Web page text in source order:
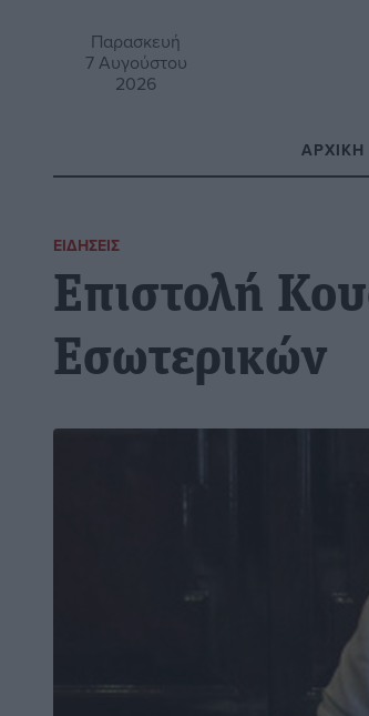
Παρασκευή
7 Αυγούστου
2026
ΑΡΧΙΚΉ
ΕΙΔΉΣΕΙΣ
Επιστολή
Εσωτερικών